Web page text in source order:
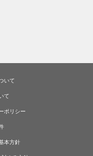
いて
て
ポリシー
本方針